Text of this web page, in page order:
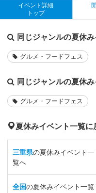
イベント詳細
トップ
同じジャンルの夏休
グルメ・フードフェス
同じジャンルの夏休
グルメ・フードフェス
夏休みイベント一覧に
三重県の夏休みイベント一
覧へ
全国の夏休みイベント一覧